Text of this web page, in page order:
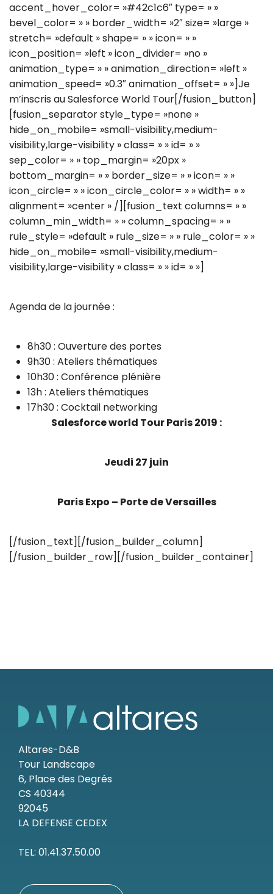
accent_hover_color= »#42c1c6″ type= » »
bevel_color= » » border_width= »2″ size= »large »
stretch= »default » shape= » » icon= » »
icon_position= »left » icon_divider= »no »
animation_type= » » animation_direction= »left »
animation_speed= »0.3″ animation_offset= » »]Je
m’inscris au Salesforce World Tour[/fusion_button]
[fusion_separator style_type= »none »
hide_on_mobile= »small-visibility,medium-
visibility,large-visibility » class= » » id= » »
sep_color= » » top_margin= »20px »
bottom_margin= » » border_size= » » icon= » »
icon_circle= » » icon_circle_color= » » width= » »
alignment= »center » /][fusion_text columns= » »
column_min_width= » » column_spacing= » »
rule_style= »default » rule_size= » » rule_color= » »
hide_on_mobile= »small-visibility,medium-
visibility,large-visibility » class= » » id= » »]
Agenda de la journée :
8h30 : Ouverture des portes
9h30 : Ateliers thématiques
10h30 : Conférence plénière
13h : Ateliers thématiques
17h30 : Cocktail networking
Salesforce world Tour Paris 2019 :
Jeudi 27 juin
Paris Expo – Porte de Versailles
[/fusion_text][/fusion_builder_column]
[/fusion_builder_row][/fusion_builder_container]
Altares-D&B
Tour Landscape
6, Place des Degrés
CS 40344
92045
LA DEFENSE CEDEX
TEL: 01.41.37.50.00